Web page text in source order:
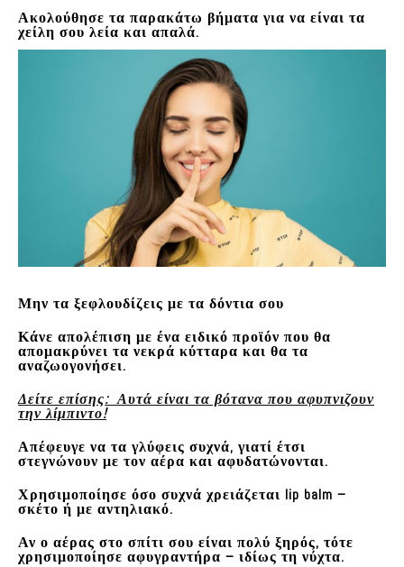
Ακολούθησε τα παρακάτω βήματα για να είναι τα
χείλη σου λεία και απαλά.
Μην τα ξεφλουδίζεις με τα δόντια σου
Κάνε απολέπιση με ένα ειδικό προϊόν που θα
απομακρύνει τα νεκρά κύτταρα και θα τα
αναζωογονήσει.
Δείτε επίσης: Αυτά είναι τα βότανα που αφυπνιζουν
την λίμπιντο!
Απέφευγε να τα γλύφεις συχνά, γιατί έτσι
στεγνώνουν με τον αέρα και αφυδατώνονται.
Χρησιμοποίησε όσο συχνά χρειάζεται lip balm –
σκέτο ή με αντηλιακό.
Αν ο αέρας στο σπίτι σου είναι πολύ ξηρός, τότε
χρησιμοποίησε αφυγραντήρα – ιδίως τη νύχτα.